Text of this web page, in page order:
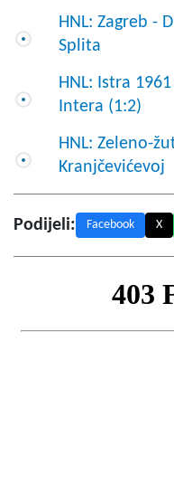
HNL: Zagreb -
Splita
HNL: Istra
Intera (1:2)
HNL: Zeleno-
Kranjčevićevoj
Podijeli: Facebook X